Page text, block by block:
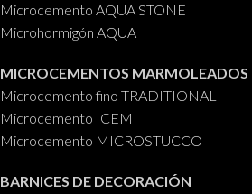
Microcemento AQUA STONE
Microhormigón AQUA
MICROCEMENTOS MARMOLEADOS
Microcemento fino TRADITIONAL
Microcemento ICEM
Microcemento MICROSTUCCO
BARNICES DE DECORACIÓN